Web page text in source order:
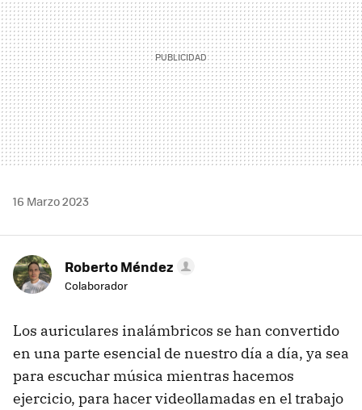
16 Marzo 2023
Roberto Méndez
Colaborador
Los auriculares inalámbricos se han convertido
en una parte esencial de nuestro día a día, ya sea
para escuchar música mientras hacemos
ejercicio, para hacer videollamadas en el trabajo